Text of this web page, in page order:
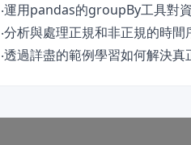
‧運用pandas的groupBy工具對
‧分析與處理正規和非正規的時間
‧透過詳盡的範例學習如何解決